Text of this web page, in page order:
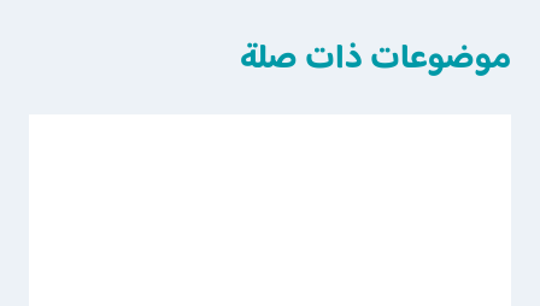
موضوعات ذات صلة